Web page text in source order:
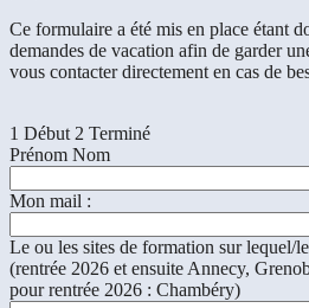
Ce formulaire a été mis en place étant
demandes de vacation afin de garder
vous contacter directement en cas de
1 Début 2 Terminé
Prénom Nom
Mon mail :
Le ou les sites de formation sur lequel/
(rentrée 2026 et ensuite Annecy,
pour rentrée 2026 : Chambéry)